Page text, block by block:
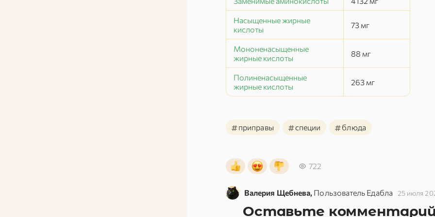
Насыщенные жирные
кислоты
73 мг
Мононенасыщенные
жирные кислоты
88 мг
Полиненасыщенные
жирные кислоты
263 мг
#приправы #специи #блюда
722
Валерия Щебнева, Пользователь Едабла 25 июля
Оставьте